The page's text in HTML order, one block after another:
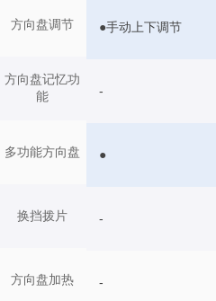
方向盘调节
方向盘记忆功
能
多功能方向盘
换挡拨片
方向盘加热
●手动上下调节
-
●
-
-